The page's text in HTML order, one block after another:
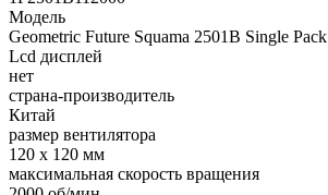
Модель
Geometric Future Squama 2501B Single Pack
Lcd дисплей
нет
страна-производитель
Китай
размер вентилятора
120 x 120 мм
максимальная скорость вращения